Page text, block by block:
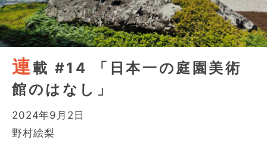
連載 #14 「日本一の庭園美術
館のはなし」
2024年9月2日
野村絵梨